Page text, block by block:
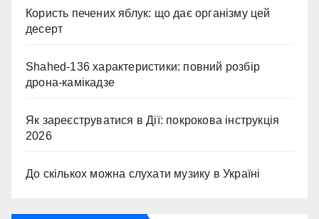
Користь печених яблук: що дає організму цей
десерт
Shahed-136 характеристики: повний розбір
дрона-камікадзе
Як зареєструватися в Дії: покрокова інструкція
2026
До скількох можна слухати музику в Україні